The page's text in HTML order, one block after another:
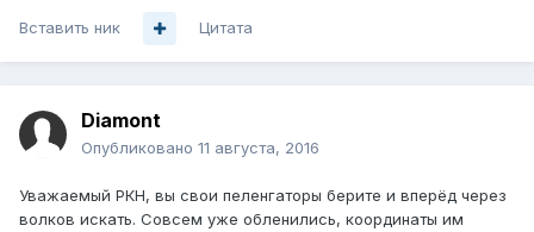
Вставить ник Цитата
Diamont
Опубликовано 11 августа, 2016
Уважаемый РКН, вы свои пеленгаторы берите и вперёд через
волков искать. Совсем уже обленились, координаты им